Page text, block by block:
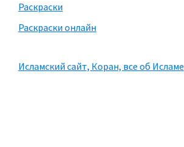
Раскраски
Раскраски онлайн
Исламский сайт, Коран, все об Исламе